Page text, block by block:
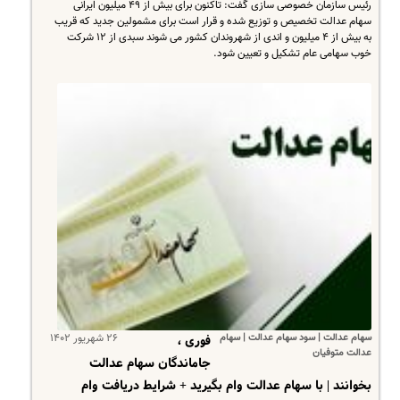
رئیس سازمان خصوصی سازی گفت: تاکنون برای بیش از ۴۹ میلیون ایرانی
سهام عدالت تخصیص و توزیع شده و قرار است برای مشمولین جدید که قریب
به بیش از ۴ میلیون و اندی از شهروندان کشور می شوند سبدی از ۱۲ شرکت
خوب سهامی عام تشکیل و تعیین شود.​
سهام عدالت | سود سهام عدالت | سهام
عدالت متوفیان
۲۶ شهریور ۱۴۰۲
فوری ،
جاماندگان سهام عدالت
بخوانند | با سهام عدالت وام بگیرید + شرایط دریافت وام